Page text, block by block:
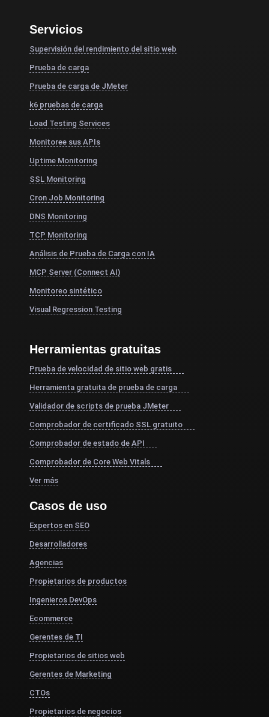
Servicios
Supervisión del rendimiento del sitio web
Prueba de carga
Prueba de carga de JMeter
k6 pruebas de carga
Load Testing Services
Monitoree sus APIs
Uptime Monitoring
SSL Monitoring
Cron Job Monitoring
DNS Monitoring
TCP Monitoring
Análisis de Prueba de Carga con IA
MCP Server (Connect AI)
Monitoreo sintético
Visual Regression Testing
Herramientas gratuitas
Prueba de velocidad de sitio web gratis
Herramienta gratuita de prueba de carga
Validador de scripts de prueba JMeter
Comprobador de certificado SSL gratuito
Comprobador de estado de API
Comprobador de Core Web Vitals
Ver más
Casos de uso
Expertos en SEO
Desarrolladores
Agencias
Propietarios de productos
Ingenieros DevOps
Ecommerce
Gerentes de TI
Propietarios de sitios web
Gerentes de Marketing
CTOs
Propietarios de negocios